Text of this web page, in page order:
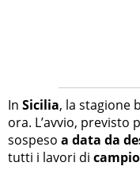
In Sicilia, la stagione
ora. L’avvio, previsto
sospeso a data da
tutti i lavori di